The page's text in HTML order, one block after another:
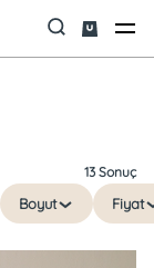
13 Sonuç
Boyut Fiyat